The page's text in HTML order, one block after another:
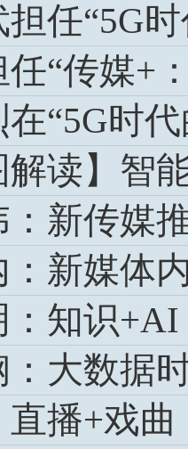
担任“5G
任“传媒+
“5G时
解读】智
：新传媒
：新媒体
：知识
：大数据
直播+戏